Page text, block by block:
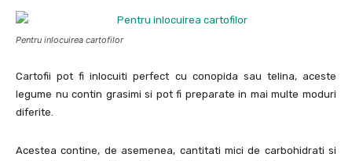
Pentru inlocuirea cartofilor
Cartofii pot fi inlocuiti perfect cu conopida sau telina, aceste
legume nu contin grasimi si pot fi preparate in mai multe moduri
diferite.
Acestea contine, de asemenea, cantitati mici de carbohidrati si